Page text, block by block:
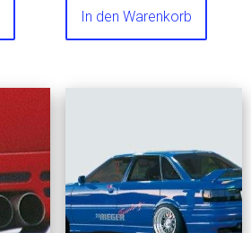
In den Warenkorb